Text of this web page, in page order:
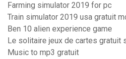
Farming simulator 2019 for pc
Train simulator 2019 usa gratuit
Ben 10 alien experience game
Le solitaire jeux de cartes gratuit
Music to mp3 gratuit